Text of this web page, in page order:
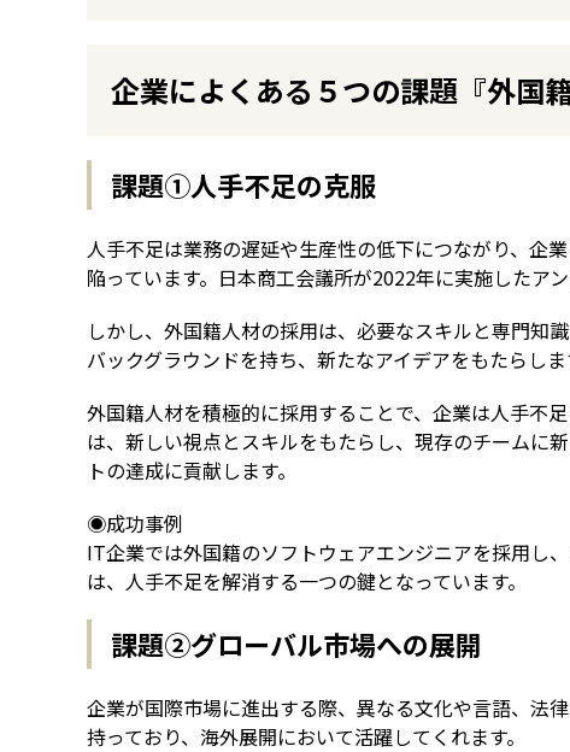
企業によくある５つの課題『外国
課題①人手不足の克服
人手不足は業務の遅延や生産性の低下につながり、企
陥っています。日本商工会議所が2022年に実施したア
しかし、外国籍人材の採用は、必要なスキルと専門知
バックグラウンドを持ち、新たなアイデアをもたらしま
外国籍人材を積極的に採用することで、企業は人手不
は、新しい視点とスキルをもたらし、現存のチームに
トの達成に貢献します。
◉成功事例
IT企業では外国籍のソフトウェアエンジニアを採用し
は、人手不足を解消する一つの鍵となっています。
課題②グローバル市場への展開
企業が国際市場に進出する際、異なる文化や言語、法
持っており、海外展開において活躍してくれます。